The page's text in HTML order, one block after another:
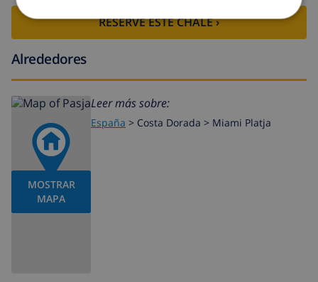
RESERVE ESTE CHALÉ ›
Alrededores
MOSTRAR
MAPA
Leer más sobre:
España > Costa Dorada > Miami Platja